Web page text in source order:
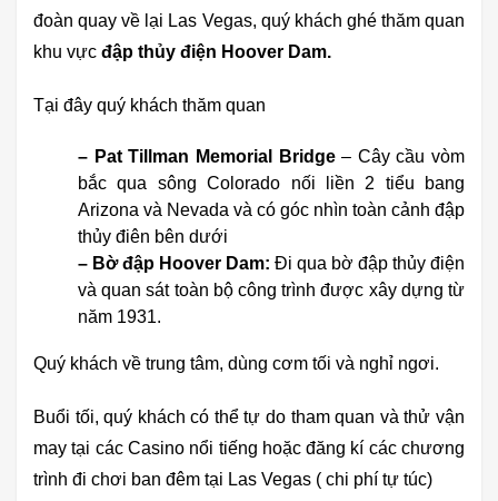
đoàn quay về lại Las Vegas, quý khách ghé thăm quan
khu vực đập thủy điện Hoover Dam.
Tại đây quý khách thăm quan
– Pat Tillman Memorial Bridge– Cây cầu vòm
bắc qua sông Colorado nối liền 2 tiểu bang
Arizona và Nevada và có góc nhìn toàn cảnh đập
thủy điên bên dưới
– Bờ đập Hoover Dam: Đi qua bờ đập thủy điện
và quan sát toàn bộ công trình được xây dựng từ
năm 1931.
Quý khách về trung tâm, dùng cơm tối và nghỉ ngơi.
Buổi tối, quý khách có thể tự do tham quan và thử vận
may tại các Casino nổi tiếng hoặc đăng kí các chương
trình đi chơi ban đêm tại Las Vegas ( chi phí tự túc)